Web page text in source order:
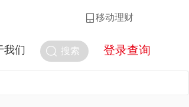
移动理财
搜索 登录查询
我们